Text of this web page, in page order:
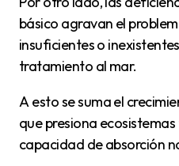
básico agravan el
insuficientes o
tratamiento al mar.
A esto se suma el crecimiento urbano desordenado,
que presiona
capacidad de absorción